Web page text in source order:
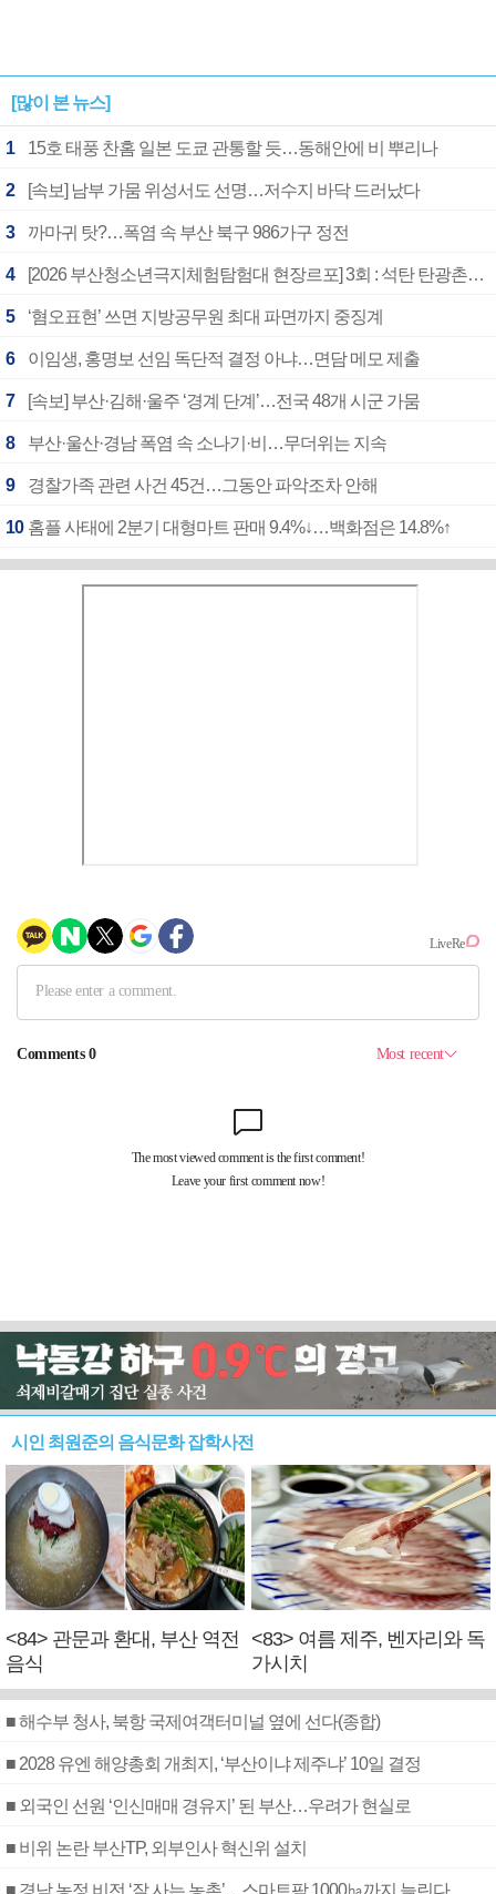
[많이 본 뉴스]
1 15호 태풍 찬홈 일본 도쿄 관통할 듯…동해안에 비 뿌리나
2 [속보] 남부 가뭄 위성서도 선명…저수지 바닥 드러났다
3 까마귀 탓?…폭염 속 부산 북구 986가구 정전
4 [2026 부산청소년극지체험탐험대 현장르포] 3회 : 석탄 탄광촌에서 북극 연구의 중심지로
5 ‘혐오표현’ 쓰면 지방공무원 최대 파면까지 중징계
6 이임생, 홍명보 선임 독단적 결정 아냐…면담 메모 제출
7 [속보] 부산·김해·울주 ‘경계 단계’…전국 48개 시군 가뭄
8 부산·울산·경남 폭염 속 소나기·비…무더위는 지속
9 경찰가족 관련 사건 45건…그동안 파악조차 안해
10 홈플 사태에 2분기 대형마트 판매 9.4%↓…백화점은 14.8%↑
시인 최원준의 음식문화 잡학사전
<84> 관문과 환대, 부산 역전
음식
<83> 여름 제주, 벤자리와 독
가시치
■ 해수부 청사, 북항 국제여객터미널 옆에 선다(종합)
■ 2028 유엔 해양총회 개최지, ‘부산이냐 제주냐’ 10일 결정
■ 외국인 선원 ‘인신매매 경유지’ 된 부산…우려가 현실로
■ 비위 논란 부산TP, 외부인사 혁신위 설치